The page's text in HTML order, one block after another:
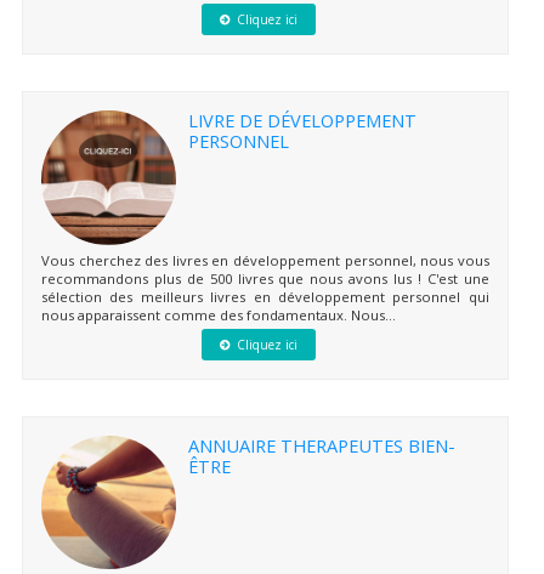
Cliquez ici
LIVRE DE DÉVELOPPEMENT
PERSONNEL
Vous cherchez des livres en développement personnel, nous vous
recommandons plus de 500 livres que nous avons lus ! C'est une
sélection des meilleurs livres en développement personnel qui
nous apparaissent comme des fondamentaux. Nous...
Cliquez ici
ANNUAIRE THERAPEUTES BIEN-
ÊTRE